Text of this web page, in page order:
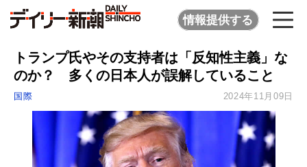
情報提供する
トランプ氏やその支持者は「反知性主義」な
のか？ 多くの日本人が誤解していること
国際 2024年11月09日